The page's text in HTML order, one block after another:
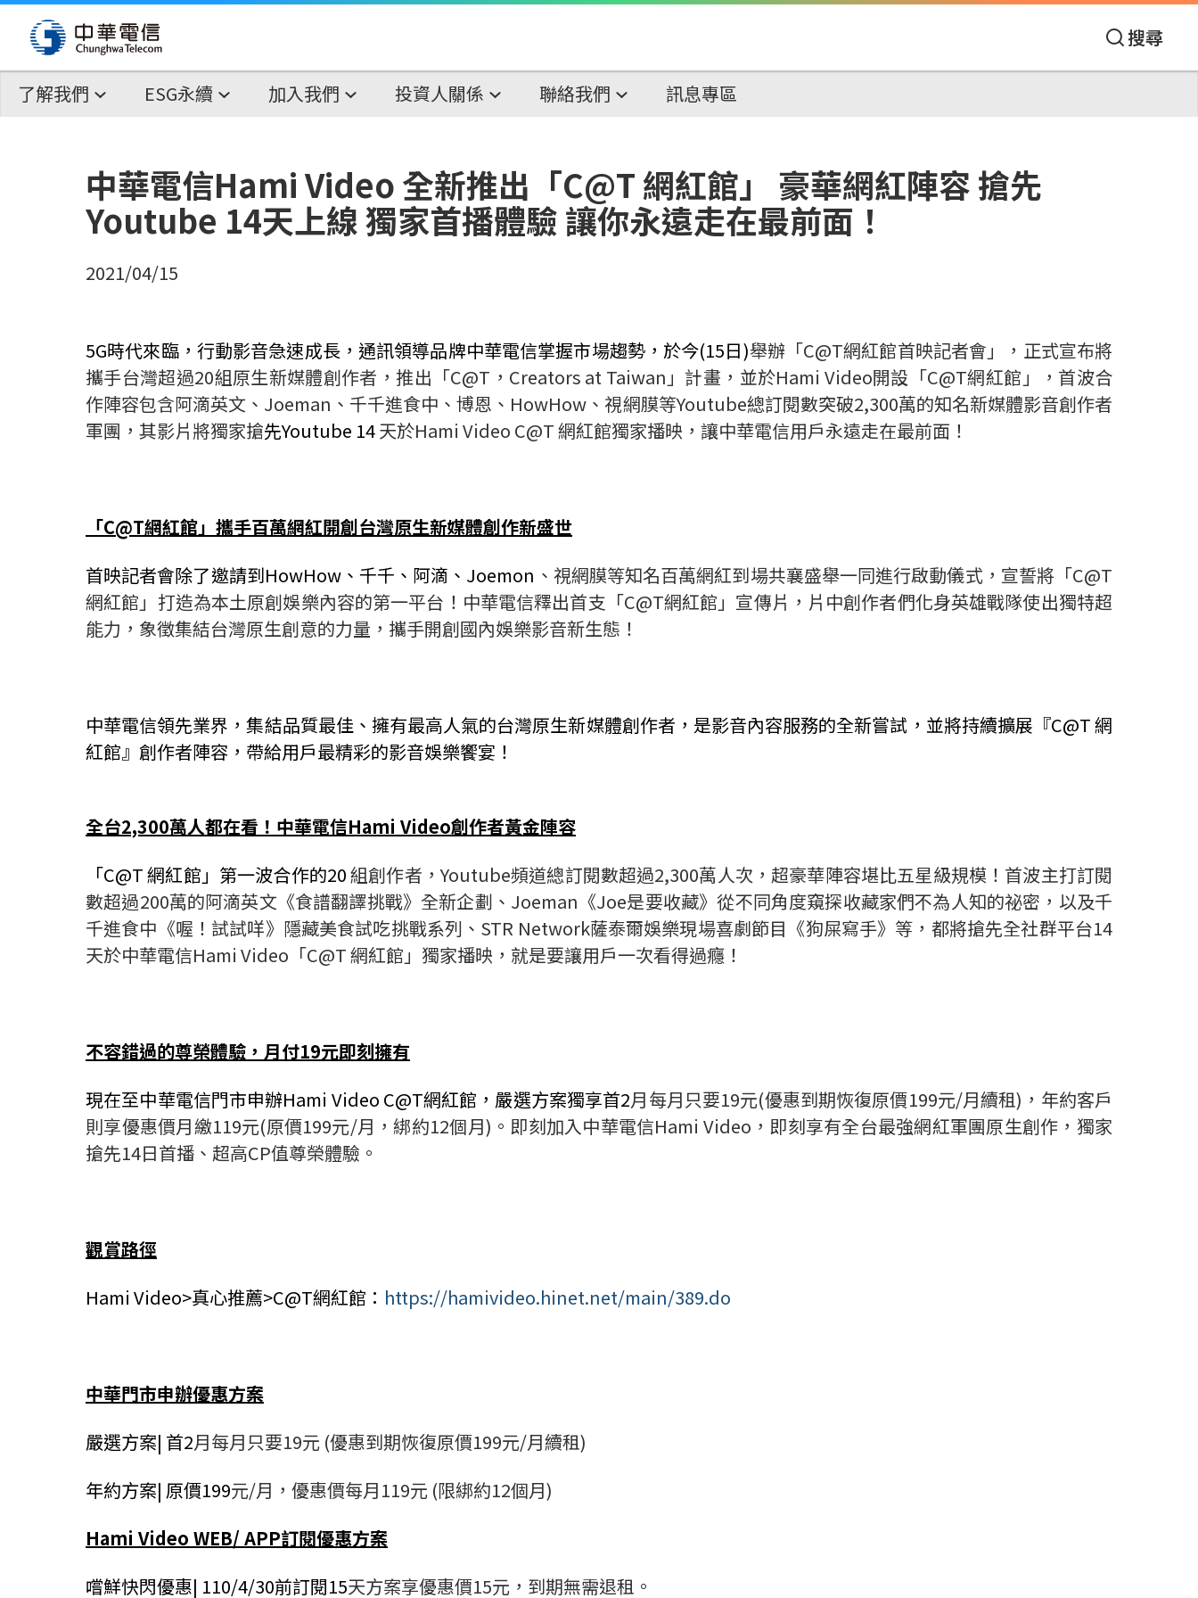
搜尋
了解我們 ESG永續 加入我們 投資人關係 聯絡我們 訊息專區
中華電信Hami Video 全新推出「C@T 網紅館」 豪華網紅陣容 搶先
Youtube 14天上線 獨家首播體驗 讓你永遠走在最前面！
2021/04/15
5G時代來臨，行動影音急速成長，通訊領導品牌中華電信掌握市場趨勢，於今(15日)舉辦「C@T網紅館首映記者會」，正式宣布將
攜手台灣超過20組原生新媒體創作者，推出「C@T，Creators at Taiwan」計畫，並於Hami Video開設「C@T網紅館」，首波合
作陣容包含阿滴英文、Joeman、千千進食中、博恩、HowHow、視網膜等Youtube總訂閱數突破2,300萬的知名新媒體影音創作者
軍團，其影片將獨家搶先Youtube 14天於Hami Video C@T 網紅館獨家播映，讓中華電信用戶永遠走在最前面！
「C@T網紅館」攜手百萬網紅開創台灣原生新媒體創作新盛世
首映記者會除了邀請到HowHow、千千、阿滴、Joemon 、視網膜等知名百萬網紅到場共襄盛舉一同進行啟動儀式，宣誓將「C@T
網紅館」打造為本土原創娛樂內容的第一平台！中華電信釋出首支「C@T網紅館」宣傳片，片中創作者們化身英雄戰隊使出獨特超
能力，象徵集結台灣原生創意的力量，攜手開創國內娛樂影音新生態！
中華電信領先業界，集結品質最佳、擁有最高人氣的台灣原生新媒體創作者，是影音內容服務的全新嘗試，並將持續擴展『C@T 網
紅館』創作者陣容，帶給用戶最精彩的影音娛樂饗宴！
全台2,300萬人都在看！中華電信Hami Video創作者黃金陣容
「C@T 網紅館」第一波合作的20組創作者，Youtube頻道總訂閱數超過2,300萬人次，超豪華陣容堪比五星級規模！首波主打訂閱
數超過200萬的阿滴英文《食譜翻譯挑戰》全新企劃、Joeman《Joe是要收藏》從不同角度窺探收藏家們不為人知的祕密，以及千
千進食中《喔！試試咩》隱藏美食試吃挑戰系列、STR Network薩泰爾娛樂現場喜劇節目《狗屎寫手》等，都將搶先全社群平台14
天於中華電信Hami Video「C@T 網紅館」獨家播映，就是要讓用戶一次看得過癮！
不容錯過的尊榮體驗，月付19元即刻擁有
現在至中華電信門市申辦Hami Video C@T網紅館，嚴選方案獨享首2月每月只要19元(優惠到期恢復原價199元/月續租)，年約客戶
則享優惠價月繳119元(原價199元/月，綁約12個月)。即刻加入中華電信Hami Video，即刻享有全台最強網紅軍團原生創作，獨家
搶先14日首播、超高CP值尊榮體驗。
觀賞路徑
Hami Video>真心推薦>C@T網紅館： https://hamivideo.hinet.net/main/389.do
中華門市申辦優惠方案
嚴選方案| 首2月每月只要19元 (優惠到期恢復原價199元/月續租)
年約方案| 原價199元/月，優惠價每月119元 (限綁約12個月)
Hami Video WEB/ APP訂閱優惠方案
嚐鮮快閃優惠| 110/4/30前訂閱15天方案享優惠價15元，到期無需退租。